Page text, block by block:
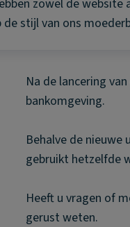
zowel de
stijl van ons
Na de lancering
bankomgeving.
Behalve de
gebruikt hetzelfde
Heeft u vragen of
gerust weten.